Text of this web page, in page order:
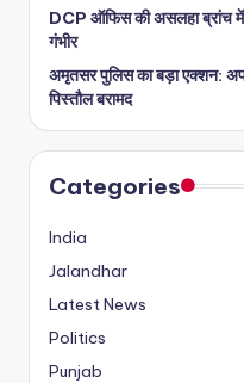
DCP ऑफिस की असलहा ब्रांच में
गंभीर
अमृतसर पुलिस का बड़ा एक्शन:
पिस्तौल बरामद
Categories
India
Jalandhar
Latest News
Politics
Punjab